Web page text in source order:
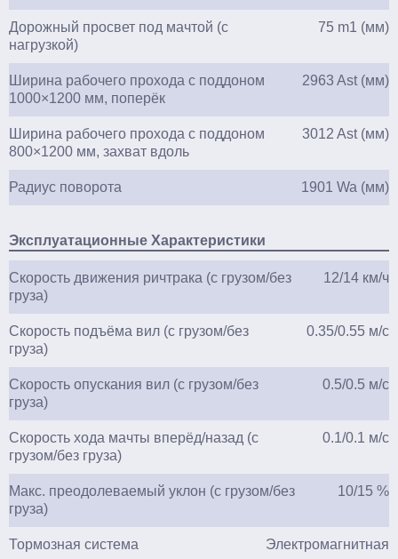
Дорожный просвет под мачтой (с
нагрузкой)
75 m1 (мм)
Ширина рабочего прохода с поддоном
1000×1200 мм, поперёк
2963 Ast (мм)
Ширина рабочего прохода с поддоном
800×1200 мм, захват вдоль
3012 Ast (мм)
Радиус поворота 1901 Wa (мм)
Эксплуатационные Характеристики
Скорость движения ричтрака (с грузом/без
груза)
12/14 км/ч
Скорость подъёма вил (с грузом/без
груза)
0.35/0.55 м/с
Скорость опускания вил (с грузом/без
груза)
0.5/0.5 м/с
Скорость хода мачты вперёд/назад (с
грузом/без груза)
0.1/0.1 м/с
Макс. преодолеваемый уклон (с грузом/без
груза)
10/15 %
Тормозная система Электромагнитная